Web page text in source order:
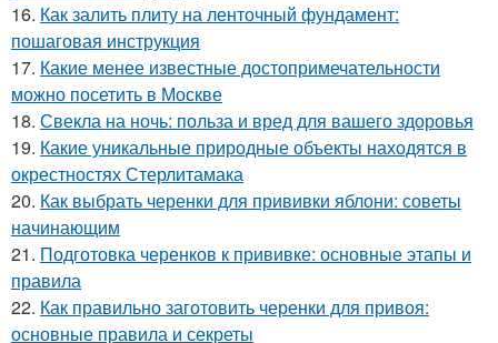
16. Как залить плиту на ленточный фундамент:
пошаговая инструкция
17. Какие менее известные достопримечательности
можно посетить в Москве
18. Свекла на ночь: польза и вред для вашего здоровья
19. Какие уникальные природные объекты находятся в
окрестностях Стерлитамака
20. Как выбрать черенки для прививки яблони: советы
начинающим
21. Подготовка черенков к прививке: основные этапы и
правила
22. Как правильно заготовить черенки для привоя:
основные правила и секреты